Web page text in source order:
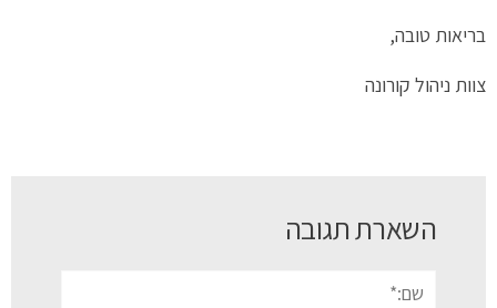
בריאות טובה,
צוות ניהול קורונה
השארת תגובה